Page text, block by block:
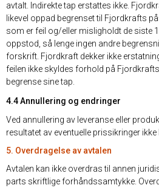
avtalt. Indirekte tap erstattes ikke.
likevel oppad begrenset til Fjordkrafts
som er feil og/eller misligholdt de siste
oppstod, så lenge ingen andre
forskrift. Fjordkraft dekker ikke
feilen ikke skyldes forhold på
begrense sine tap.
4.4 Annullering og endringer
Ved annullering av leveranse eller
resultatet av eventuelle prissikringer
5. Overdragelse av avtalen
Avtalen kan ikke overdras til annen
parts skriftlige forhåndssamtykke.